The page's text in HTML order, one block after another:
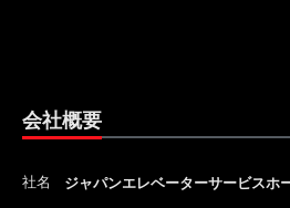
会社概要
社名 ジャパンエレベーターサービスホ